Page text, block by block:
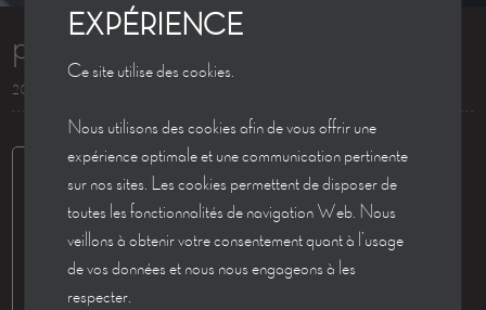
p1060294
20.06.2013
EXPÉRIENCE
Ce site utilise des cookies.
Nous utilisons des cookies afin de vous offrir une
expérience optimale et une communication pertinente
sur nos sites. Les cookies permettent de disposer de
toutes les fonctionnalités de navigation Web. Nous
veillons à obtenir votre consentement quant à l’usage
de vos données et nous nous engageons à les
respecter.